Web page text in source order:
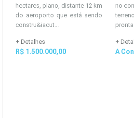
hectares, plano, distante 12 km
do aeroporto que está sendo
constru&iacut...
+ Detalhes
R$ 1.500.000,00
no
pronta
+
A